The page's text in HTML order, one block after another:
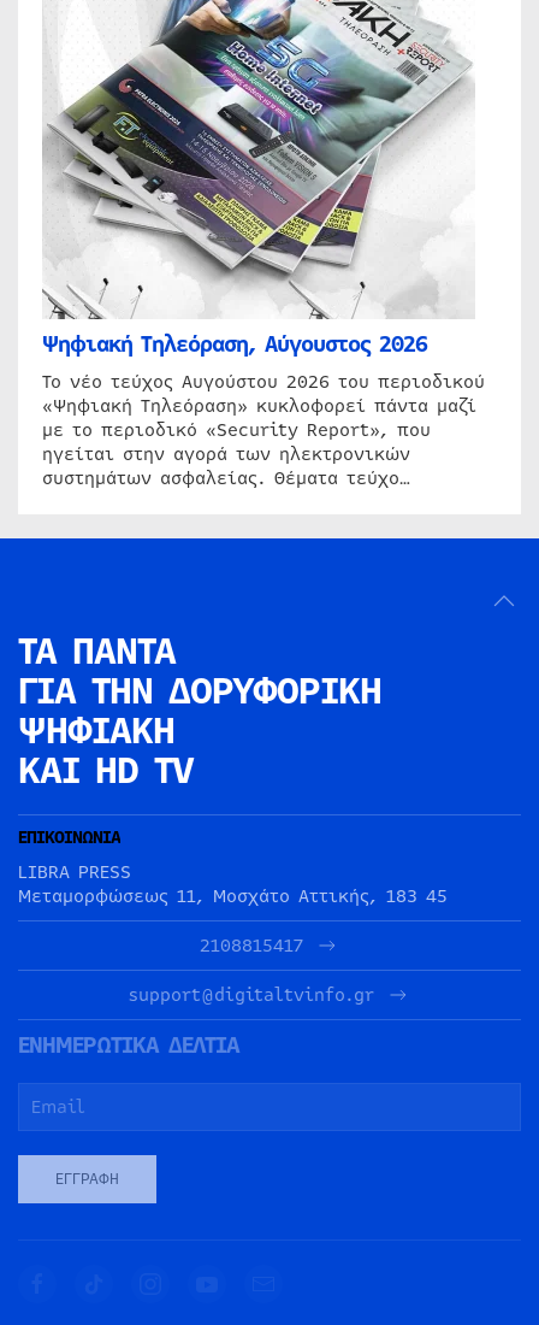
Ψηφιακή Τηλεόραση, Αύγουστος 2026
Το νέο τεύχος Αυγούστου 2026 του περιοδικού
«Ψηφιακή Τηλεόραση» κυκλοφορεί πάντα μαζί
με το περιοδικό «Security Report», που
ηγείται στην αγορά των ηλεκτρονικών
συστημάτων ασφαλείας. Θέματα τεύχο…
ΤΑ ΠΑΝΤΑ
ΓΙΑ ΤΗΝ ΔΟΡΥΦΟΡΙΚΗ
ΨΗΦΙΑΚΗ
ΚΑΙ HD TV
ΕΠΙΚΟΙΝΩΝΙΑ
LIBRA PRESS
Μεταμορφώσεως 11, Μοσχάτο Αττικής, 183 45
2108815417
support@digitaltvinfo.gr
ΕΝΗΜΕΡΩΤΙΚΑ ΔΕΛΤΙΑ
ΕΓΓΡΑΦΉ